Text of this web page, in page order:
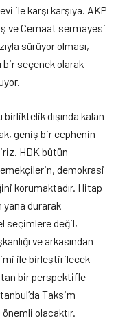
ile karşı karşıya. AKP
ve Cemaat sermayesi
sürüyor olması,
bir seçenek olarak
dışında kalan
geniş bir cephenin
HDK bütün
demokrasi
korumaktadır. Hitap
yana durarak
seçimlere değil,
ve arkasından
ile birleştirilecek-
bir perspektifle
Taksim
önemli olacaktır.